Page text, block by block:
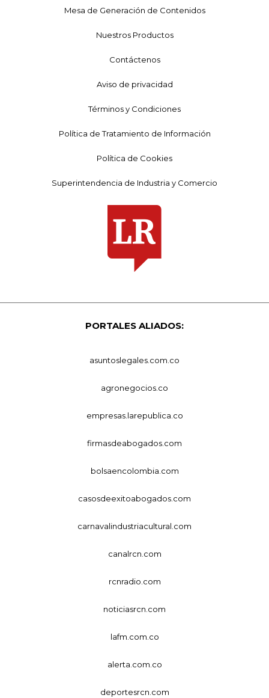
Mesa de Generación de Contenidos
Nuestros Productos
Contáctenos
Aviso de privacidad
Términos y Condiciones
Política de Tratamiento de Información
Política de Cookies
Superintendencia de Industria y Comercio
PORTALES ALIADOS:
asuntoslegales.com.co
agronegocios.co
empresas.larepublica.co
firmasdeabogados.com
bolsaencolombia.com
casosdeexitoabogados.com
carnavalindustriacultural.com
canalrcn.com
rcnradio.com
noticiasrcn.com
lafm.com.co
alerta.com.co
deportesrcn.com